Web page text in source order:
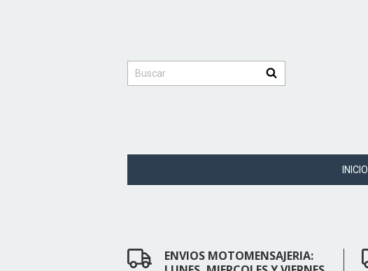
INICIO
ENVIOS MOTOMENSAJERIA: